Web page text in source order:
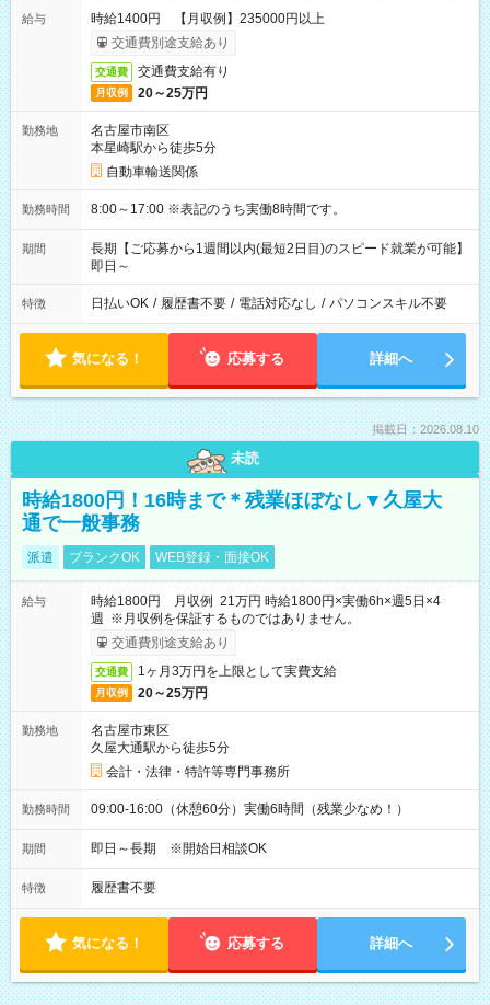
給与
時給1400円 【月収例】235000円以上
交通費別途支給あり
交通費 交通費支給有り
月収例 20～25万円
勤務地
名古屋市南区
本星崎駅から徒歩5分
自動車輸送関係
勤務時間 8:00～17:00 ※表記のうち実働8時間です。
期間
長期【ご応募から1週間以内(最短2日目)のスピード就業が可能】
即日～
特徴 日払いOK / 履歴書不要 / 電話対応なし / パソコンスキル不要
気になる！ 応募する 詳細へ
掲載日：2026.08.10
未読
時給1800円！16時まで＊残業ほぼなし▼久屋大
通で一般事務
派遣 ブランクOK WEB登録・面接OK
給与
時給1800円 月収例 21万円 時給1800円×実働6h×週5日×4
週 ※月収例を保証するものではありません。
交通費別途支給あり
交通費 1ヶ月3万円を上限として実費支給
月収例 20～25万円
勤務地
名古屋市東区
久屋大通駅から徒歩5分
会計・法律・特許等専門事務所
勤務時間 09:00-16:00（休憩60分）実働6時間（残業少なめ！）
期間 即日～長期 ※開始日相談OK
特徴 履歴書不要
気になる！ 応募する 詳細へ